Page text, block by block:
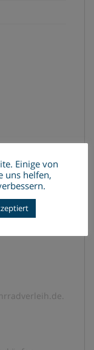
Einige von
uns helfen,